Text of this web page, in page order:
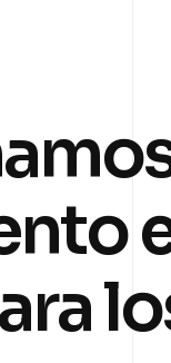
amo
nto
ralo